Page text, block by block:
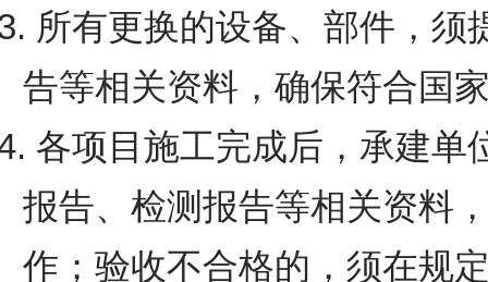
所有更换的设备、部件，须
告等相关资料，确保符合国
各项目施工完成后，承建单
报告、检测报告等相关资料
作；验收不合格的，须在规